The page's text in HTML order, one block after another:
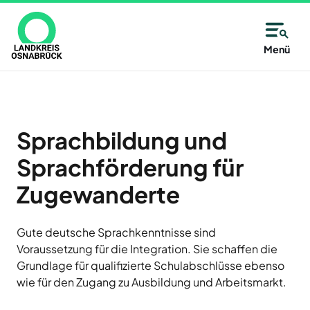
zum
Inhalt
Menü
Sprachbildung und
Sprachförderung für
Zugewanderte
Gute deutsche Sprachkenntnisse sind
Voraussetzung für die Integration. Sie schaffen die
Grundlage für qualifizierte Schulabschlüsse ebenso
wie für den Zugang zu Ausbildung und Arbeitsmarkt.
Unsere
AWIGO
Abfallwirtschaft
Landkreis
Osnabrück
Baugenossenschaft
Landkreis
eG
Deula
Freren
FMO
Flughafen
Immer
–
alle
14
Tage
neu
Jetzt
anmelden
und
Allgemeine
Kontaktinformationen
Osnabrück
Zutritt
nur
mit
Termin
Kreisangehörige
Kommunen
auf
der
Karte
oder
der
Liste
eine
Kommune